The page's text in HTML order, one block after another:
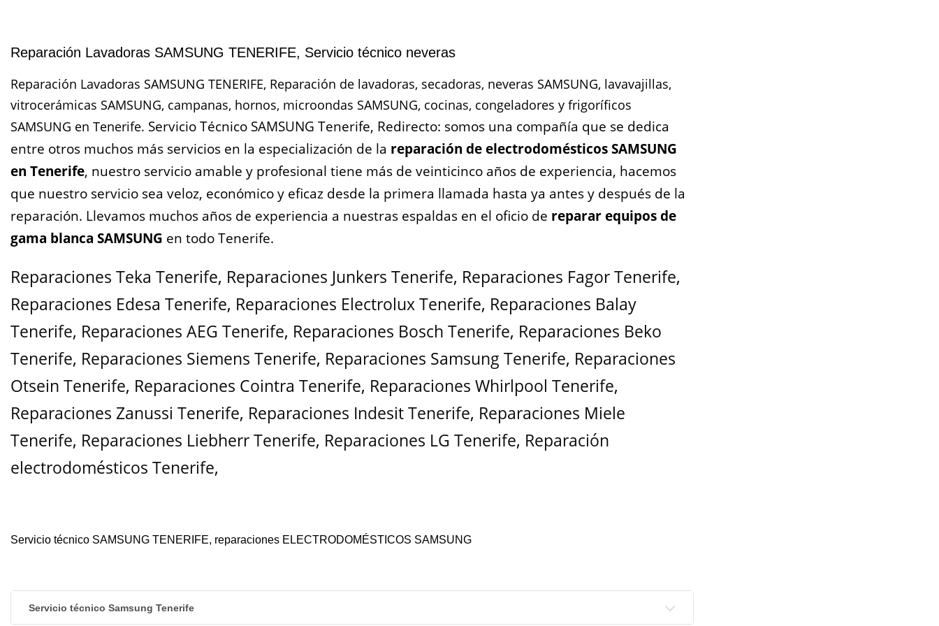
Reparación Lavadoras SAMSUNG TENERIFE, Servicio técnico neveras
Reparación Lavadoras SAMSUNG TENERIFE, Reparación de lavadoras, secadoras, neveras SAMSUNG, lavavajillas,
vitrocerámicas SAMSUNG, campanas, hornos, microondas SAMSUNG, cocinas, congeladores y frigoríficos
SAMSUNG en Tenerife. Servicio Técnico SAMSUNG Tenerife, Redirecto: somos una compañía que se dedica
entre otros muchos más servicios en la especialización de la reparación de electrodomésticos SAMSUNG
en Tenerife, nuestro servicio amable y profesional tiene más de veinticinco años de experiencia, hacemos
que nuestro servicio sea veloz, económico y eficaz desde la primera llamada hasta ya antes y después de la
reparación. Llevamos muchos años de experiencia a nuestras espaldas en el oficio de reparar equipos de
gama blanca SAMSUNG en todo Tenerife.
Reparaciones Teka Tenerife, Reparaciones Junkers Tenerife, Reparaciones Fagor Tenerife,
Reparaciones Edesa Tenerife, Reparaciones Electrolux Tenerife, Reparaciones Balay
Tenerife, Reparaciones AEG Tenerife, Reparaciones Bosch Tenerife, Reparaciones Beko
Tenerife, Reparaciones Siemens Tenerife, Reparaciones Samsung Tenerife, Reparaciones
Otsein Tenerife, Reparaciones Cointra Tenerife, Reparaciones Whirlpool Tenerife,
Reparaciones Zanussi Tenerife, Reparaciones Indesit Tenerife, Reparaciones Miele
Tenerife, Reparaciones Liebherr Tenerife, Reparaciones LG Tenerife, Reparación
electrodomésticos Tenerife,
Servicio técnico SAMSUNG TENERIFE, reparaciones ELECTRODOMÉSTICOS SAMSUNG
Servicio técnico Samsung Tenerife